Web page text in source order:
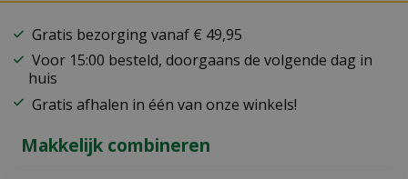
Gratis bezorging vanaf € 49,95
Voor 15:00 besteld, doorgaans de volgende dag in
huis
Gratis afhalen in één van onze winkels!
Makkelijk combineren